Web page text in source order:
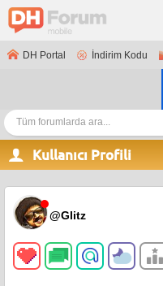
DH Portal İndirim Kodu
Kullanıcı Profili
@Glitz